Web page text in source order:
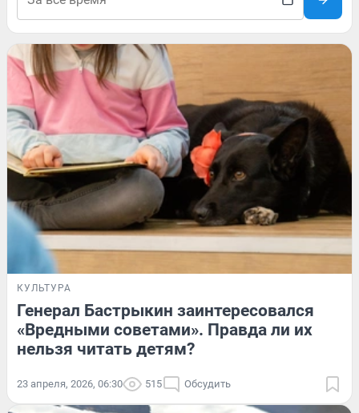
КУЛЬТУРА
Генерал Бастрыкин заинтересовался
«Вредными советами». Правда ли их
нельзя читать детям?
23 апреля, 2026, 06:30 515 Обсудить